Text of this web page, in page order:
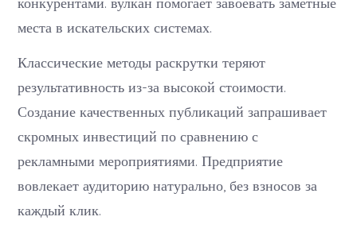
места в искательских системах.
Классические методы раскрутки теряют
результативность из-за высокой стоимости.
Создание качественных публикаций запрашивает
скромных инвестиций по сравнению с
рекламными мероприятиями. Предприятие
вовлекает аудиторию натурально, без взносов за
каждый клик.